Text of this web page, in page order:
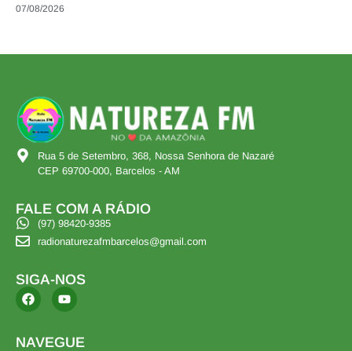
07/08/2026
Rua 5 de Setembro, 368, Nossa Senhora de Nazaré
CEP 69700-000, Barcelos - AM
FALE COM A RÁDIO
(97) 98420-9385
radionaturezafmbarcelos@gmail.com
SIGA-NOS
NAVEGUE